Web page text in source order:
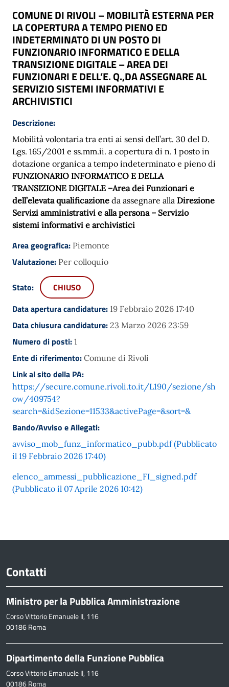
COMUNE DI RIVOLI – MOBILITÀ ESTERNA PER
LA COPERTURA A TEMPO PIENO ED
INDETERMINATO DI UN POSTO DI
FUNZIONARIO INFORMATICO E DELLA
TRANSIZIONE DIGITALE – AREA DEI
FUNZIONARI E DELL’E. Q.,DA ASSEGNARE AL
SERVIZIO SISTEMI INFORMATIVI E
ARCHIVISTICI
Descrizione:
Mobilità volontaria tra enti ai sensi dell’art. 30 del D.
Lgs. 165/2001 e ss.mm.ii. a copertura di n. 1 posto in
dotazione organica a tempo indeterminato e pieno di
FUNZIONARIO INFORMATICO E DELLA
TRANSIZIONE DIGITALE –Area dei Funzionari e
dell’elevata qualificazione da assegnare alla Direzione
Servizi amministrativi e alla persona – Servizio
sistemi informativi e archivistici
Area geografica: Piemonte
Valutazione: Per colloquio
Stato:
CHIUSO
Data apertura candidature: 19 Febbraio 2026 17:40
Data chiusura candidature: 23 Marzo 2026 23:59
Numero di posti: 1
Ente di riferimento: Comune di Rivoli
Link al sito della PA:
https://secure.comune.rivoli.to.it/L190/sezione/sh
ow/409754?
search=&idSezione=11533&activePage=&sort=&
Bando/Avviso e Allegati:
avviso_mob_funz_informatico_pubb.pdf (Pubblicato
il 19 Febbraio 2026 17:40)
elenco_ammessi_pubblicazione_FI_signed.pdf
(Pubblicato il 07 Aprile 2026 10:42)
Contatti
Ministro per la Pubblica Amministrazione
Corso Vittorio Emanuele II, 116
00186 Roma
Dipartimento della Funzione Pubblica
Corso Vittorio Emanuele II, 116
00186 Roma